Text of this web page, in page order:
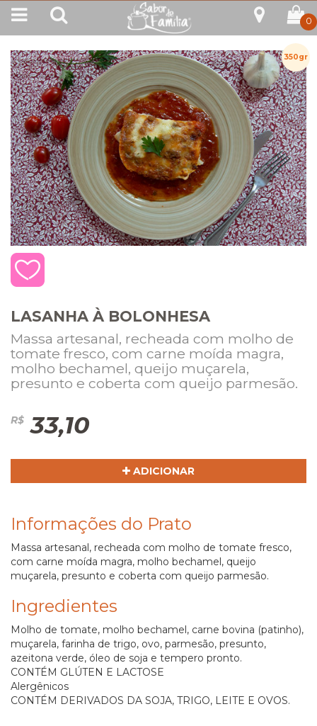
0
350gr
LASANHA À BOLONHESA
Massa artesanal, recheada com molho de
tomate fresco, com carne moída magra,
molho bechamel, queijo muçarela,
presunto e coberta com queijo parmesão.
R$ 33,10
ADICIONAR
Informações do Prato
Massa artesanal, recheada com molho de tomate fresco,
com carne moída magra, molho bechamel, queijo
muçarela, presunto e coberta com queijo parmesão.
Ingredientes
Molho de tomate, molho bechamel, carne bovina (patinho),
muçarela, farinha de trigo, ovo, parmesão, presunto,
azeitona verde, óleo de soja e tempero pronto.
CONTÉM GLÚTEN E LACTOSE
Alergênicos
CONTÉM DERIVADOS DA SOJA, TRIGO, LEITE E OVOS.